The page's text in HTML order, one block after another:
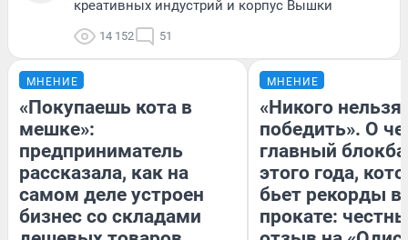
креативных индустрий и корпус Вышки
14 152 51
МНЕНИЕ
«Покупаешь кота в
мешке»:
предприниматель
рассказала, как на
самом деле устроен
бизнес со складами
МНЕНИЕ
«Никого нельзя
победить». О
главный
этого года,
бьет рекорды в
прокате: